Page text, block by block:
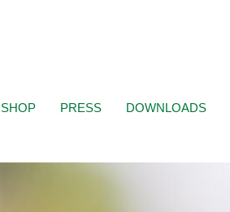
PRESS DOWNLOADS